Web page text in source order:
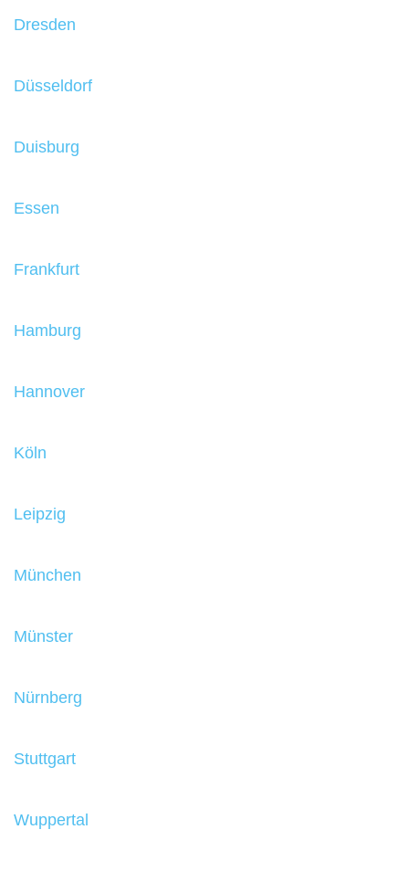
Dresden
Düsseldorf
Duisburg
Essen
Frankfurt
Hamburg
Hannover
Köln
Leipzig
München
Münster
Nürnberg
Stuttgart
Wuppertal